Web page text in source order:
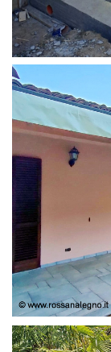
STRUTTURA
COPERTURA